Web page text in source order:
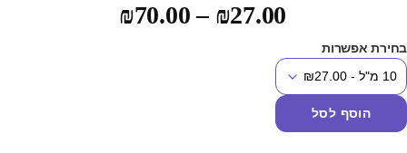
₪27.00
–
₪70.00
אפשרות
הוסף לסל